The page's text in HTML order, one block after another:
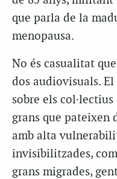
que parla de la
menopausa.
No és casualitat
dos audiovisuals.
sobre els
grans que pateixen
amb alta
invisibilitzades,
grans migrades,